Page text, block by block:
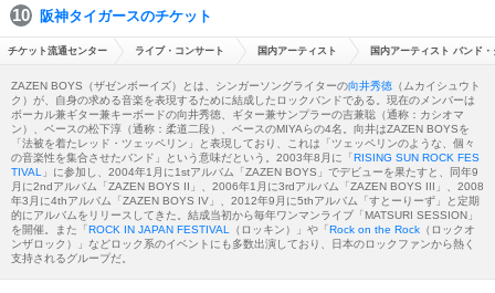
阪神タイガースのチケット
チケット流通センター ライブ・コンサート 国内アーティスト 国内アーティスト バンド
ZAZEN BOYS（ザゼンボーイズ）とは、シンガーソングライターの向井秀徳 （ムカイシュウト
ク）が、自身の求める音楽を表現するために結成したロックバンドである。現在のメンバーは
ボーカル兼ギター兼キーボードの向井秀徳、ギター兼サンプラーの吉兼聡（通称：カシオマ
ン）、ベースの松下淳（通称：柔道二段）、ベースのMIYAらの4名。向井はZAZEN BOYSを
「法被を着たレッド・ツェッペリン」と表現しており、これは「ツェッペリンのような、個々
の音楽性を集合させたバンド」という意味だという。2003年8月に「RISING SUN ROCK FES
TIVAL
」に参加し、2004年1月に1stアルバム「ZAZEN BOYS」でデビューを果たすと、同年9
月に2ndアルバム「ZAZEN BOYS II」、2006年1月に3rdアルバム「ZAZEN BOYS III」、2008
年3月に4thアルバム「ZAZEN BOYS IV」、2012年9月に5thアルバム「すとーりーず」と定期
的にアルバムをリリースしてきた。結成当初から毎年ワンマンライブ「MATSURI SESSION」
を開催。また「ROCK IN JAPAN FESTIVAL （ロッキン）」や「Rock on the Rock （ロックオ
ンザロック）」などロック系のイベントにも多数出演しており、日本のロックファンから熱く
支持されるグループだ。